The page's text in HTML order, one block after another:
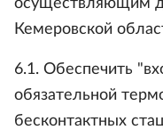
осуществляющим
Кемеровской
6.1. Обеспечить
обязательной
бесконтактных